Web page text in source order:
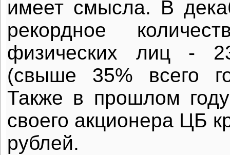
имеет смысла. В
рекордное
физических лиц -
(свыше 35% всего
Также в прошлом
своего акционера ЦБ
рублей.